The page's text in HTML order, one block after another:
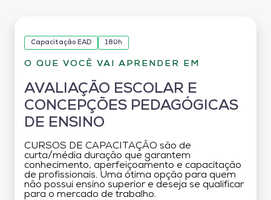
Capacitação EAD 180h
O QUE VOCÊ VAI APRENDER EM
AVALIAÇÃO ESCOLAR E
CONCEPÇÕES PEDAGÓGICAS
DE ENSINO
CURSOS DE CAPACITAÇÃO são de
curta/média duração que garantem
conhecimento, aperfeiçoamento e capacitação
de profissionais. Uma ótima opção para quem
não possui ensino superior e deseja se qualificar
para o mercado de trabalho.